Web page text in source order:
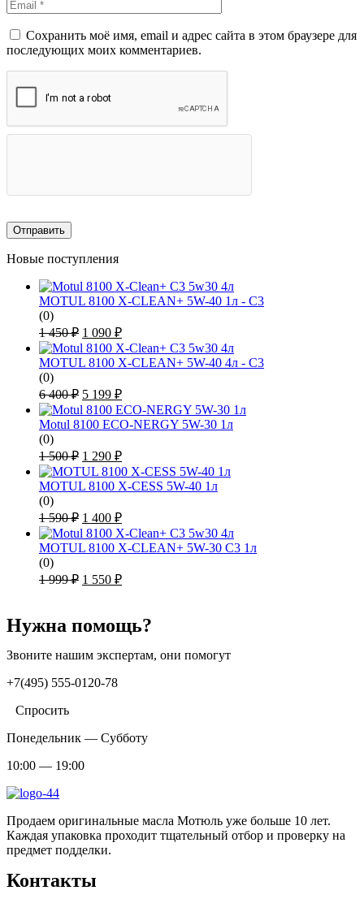
Сохранить моё имя, email и адрес сайта в этом браузере для
последующих моих комментариев.
Новые поступления
MOTUL 8100 X-CLEAN+ 5W-40 1л - C3
(0)
1 450₽ Первоначальная
цена
составляла
1
450 ₽.
1 090 ₽Текущая
цена:
1
MOTUL 8100 X-CLEAN+ 5W-40 4л - C3
(0)
6 400₽ Первоначальная
цена
составляла
6
400 ₽.
5 199 ₽Текущая
цена:
5
Motul 8100 ECO-NERGY 5W-30 1л
(0)
1 500₽ Первоначальная
цена
составляла
1
500 ₽.
1 290 ₽Текущая
цена:
1
MOTUL 8100 X-CESS 5W-40 1л
(0)
1 590₽ Первоначальная
цена
составляла
1
590 ₽.
1 400 ₽Текущая
цена:
1
MOTUL 8100 X-CLEAN+ 5W-30 C3 1л
(0)
1 999₽ Первоначальная
1
1 550 ₽Текущая
550 ₽.
Нужна помощь?
Звоните нашим экспертам, они помогут
+7(495) 555-0120-78
Спросить
Понедельник — Субботу
10:00 — 19:00
Продаем оригинальные масла Мотюль уже больше 10 лет.
Каждая упаковка проходит тщательный отбор и проверку на
предмет подделки.
Контакты